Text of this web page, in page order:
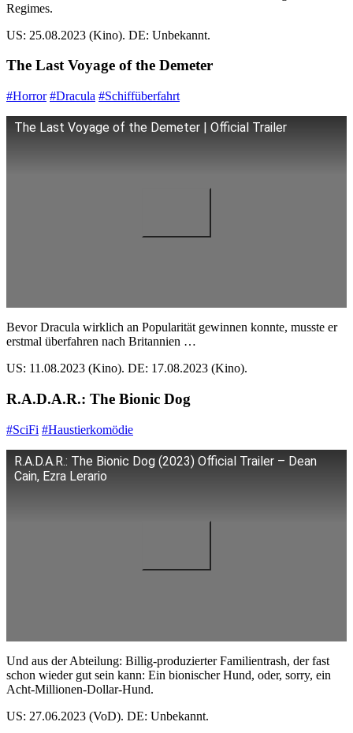
Regimes.
US: 25.08.2023 (Kino). DE: Unbekannt.
The Last Voyage of the Demeter
#Horror #Dracula #Schiffüberfahrt
The Last Voyage of the Demeter | Official Trailer
Bevor Dracula wirklich an Popularität gewinnen konnte, musste er
erstmal überfahren nach Britannien …
US: 11.08.2023 (Kino). DE: 17.08.2023 (Kino).
R.A.D.A.R.: The Bionic Dog
#SciFi #Haustierkomödie
R.A.D.A.R.: The Bionic Dog (2023) Official Trailer – Dean
Cain, Ezra Lerario
Und aus der Abteilung: Billig-produzierter Familientrash, der fast
schon wieder gut sein kann: Ein bionischer Hund, oder, sorry, ein
Acht-Millionen-Dollar-Hund.
US: 27.06.2023 (VoD). DE: Unbekannt.